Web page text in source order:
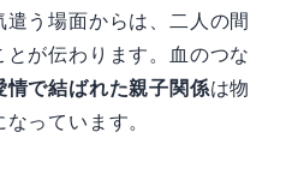
う場面からは、二人の間
が伝わります。血のつな
情で結ばれた親子関係は物
っています。